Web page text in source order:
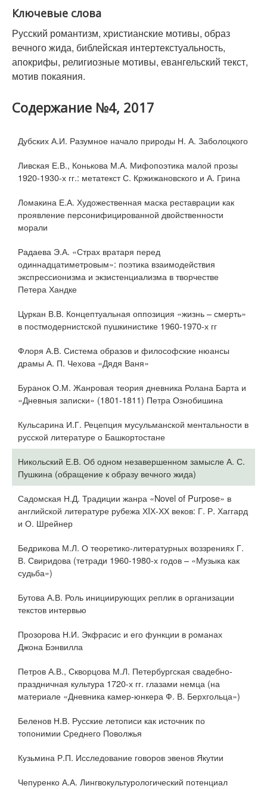
Ключевые слова
Русский романтизм, христианские мотивы, образ
вечного жида, библейская интертекстуальность,
апокрифы, религиозные мотивы, евангельский текст,
мотив покаяния.
Содержание №4, 2017
Дубских А.И. Разумное начало природы Н. А. Заболоцкого
Ливская Е.В., Конькова М.А. Мифопоэтика малой прозы
1920-1930-х гг.: метатекст С. Кржижановского и А. Грина
Ломакина Е.А. Художественная маска реставрации как
проявление персонифицированной двойственности
морали
Радаева Э.А. «Страх вратаря перед
одиннадцатиметровым»: поэтика взаимодействия
экспрессионизма и экзистенциализма в творчестве
Петера Хандке
Цуркан В.В. Концептуальная оппозиция «жизнь – смерть»
в постмодернистской пушкинистике 1960-1970-х гг
Флоря А.В. Система образов и философские нюансы
драмы А. П. Чехова «Дядя Ваня»
Буранок О.М. Жанровая теория дневника Ролана Барта и
«Дневныя записки» (1801-1811) Петра Ознобишина
Кульсарина И.Г. Рецепция мусульманской ментальности в
русской литературе о Башкортостане
Никольский Е.В. Об одном незавершенном замысле А. С.
Пушкина (обращение к образу вечного жида)
Садомская Н.Д. Традиции жанра «Novel of Purpose» в
английской литературе рубежа ХIХ-ХХ веков: Г. Р. Хаггард
и О. Шрейнер
Бедрикова М.Л. О теоретико-литературных воззрениях Г.
В. Свиридова (тетради 1960-1980-х годов – «Музыка как
судьба»)
Бутова А.В. Роль инициирующих реплик в организации
текстов интервью
Прозорова Н.И. Экфрасис и его функции в романах
Джона Бэнвилла
Петров А.В., Скворцова М.Л. Петербургская свадебно-
праздничная культура 1720-х гг. глазами немца (на
материале «Дневника камер-юнкера Ф. В. Берхгольца»)
Беленов Н.В. Русские летописи как источник по
топонимии Среднего Поволжья
Кузьмина Р.П. Исследование говоров эвенов Якутии
Чепуренко А.А. Лингвокультурологический потенциал